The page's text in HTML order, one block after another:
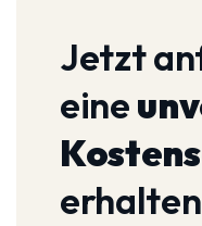
Jetzt
eine